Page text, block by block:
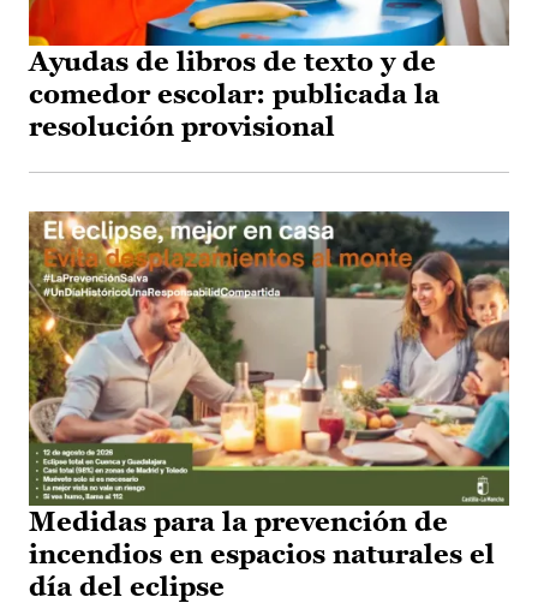
Ayudas de libros de texto y de
comedor escolar: publicada la
resolución provisional
Medidas para la prevención de
incendios en espacios naturales el
día del eclipse